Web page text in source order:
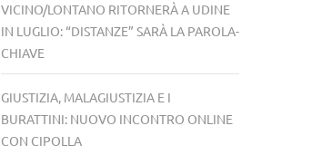
VICINO/LONTANO RITORNERÀ A UDINE
IN LUGLIO: “DISTANZE” SARÀ LA PAROLA-
CHIAVE
GIUSTIZIA, MALAGIUSTIZIA E I
BURATTINI: NUOVO INCONTRO ONLINE
CON CIPOLLA